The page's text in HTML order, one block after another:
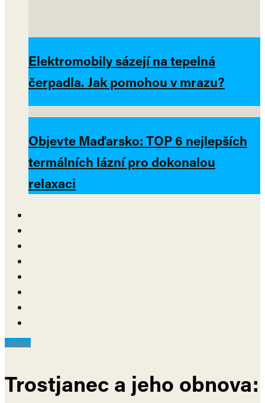
Elektromobily sázejí na tepelná
čerpadla. Jak pomohou v mrazu?
Objevte Maďarsko: TOP 6 nejlepších
termálních lázní pro dokonalou
relaxaci
Ukrajina
Trostjanec a jeho obnova: